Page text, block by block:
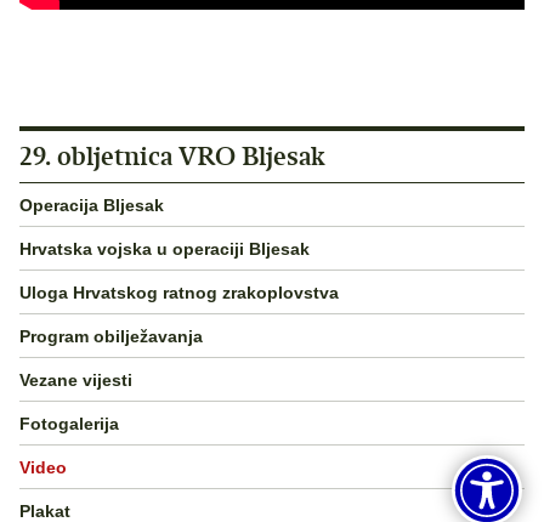
29. obljetnica VRO Bljesak
Operacija Bljesak
Hrvatska vojska u operaciji Bljesak
Uloga Hrvatskog ratnog zrakoplovstva
Program obilježavanja
Vezane vijesti
Fotogalerija
Video
Plakat